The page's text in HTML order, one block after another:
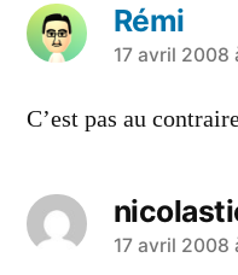
Rémi
a
dit :
17 avril 2008
C’est pas au
a
17 avril 2008